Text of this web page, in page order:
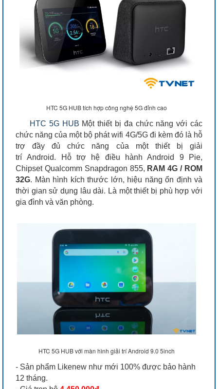
HTC 5G HUB tích hợp công nghệ 5G đỉnh cao
HTC 5G HUB Một thiết bị đa chức năng với các
chức năng của một bộ phát wifi 4G/5G đi kèm đó là hỗ
trợ đầy đủ chức năng của một thiết bị giải
trí Android. Hỗ trợ hệ điều hành Android 9 Pie,
Chipset Qualcomm Snapdragon 855, RAM 4G / ROM
32G. Màn hình kích thước lớn, hiệu năng ổn định và
thời gian sử dụng lâu dài. Là một thiết bị phù hợp với
gia đình và văn phòng.
HTC 5G HUB với màn hình giải trí Android 9.0 5inch
- Sản phẩm Likenew như mới 100% được bảo hành
12 tháng.